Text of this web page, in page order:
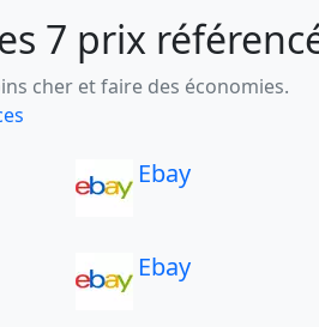
7 prix
cher et faire des économies.
Ebay
Ebay